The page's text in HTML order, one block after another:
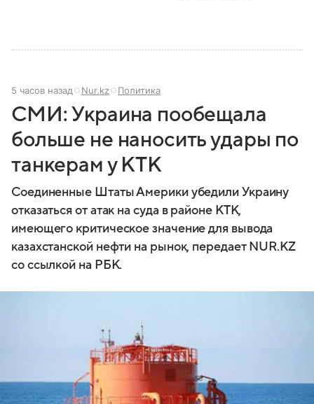
5 часов назад Nur.kz Политика
СМИ: Украина пообещала
больше не наносить удары по
танкерам у КТК
Соединенные Штаты Америки убедили Украину
отказаться от атак на суда в районе КТК,
имеющего критическое значение для вывода
казахстанской нефти на рынок, передает NUR.KZ
со ссылкой на РБК.